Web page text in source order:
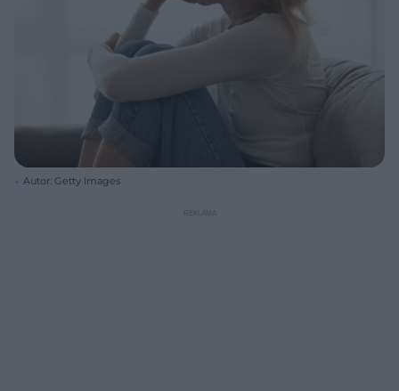
Autor: Getty Images